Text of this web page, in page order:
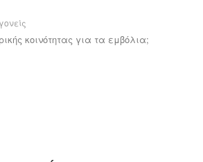
κοινότητας για τα εμβόλια;